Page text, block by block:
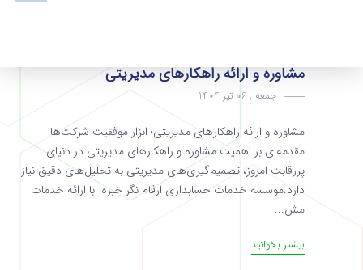
مشاوره و ارائه راهکارهای مدیریتی
جمعه , 06 تیر 1404
مشاوره و ارائه راهکارهای مدیریتی؛ ابزار موفقیت شرکت‌ها
مقدمه‌ای بر اهمیت مشاوره و راهکارهای مدیریتی در دنیای
پررقابت امروز، تصمیم‌گیری‌های مدیریتی به تحلیل‌های دقیق نیاز
دارد.موسسه‌ خدمات حسابداری ارقام نگر خبره با ارائه خدمات
مش...
بیشتر بخوانید